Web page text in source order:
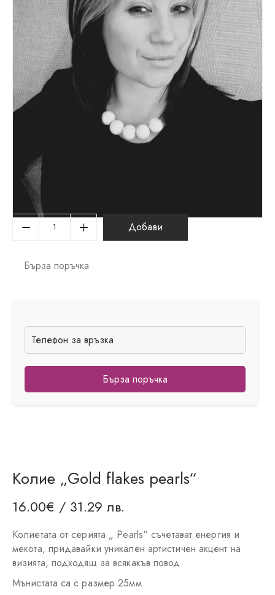
Колие „Gold flakes pearls“
16.00€ / 31.29 лв.
Колиетата от серията „ Pearls“ съчетават енергия и
мекота, придавайки уникален артистичен акцент на
визията, подходящ за всякакъв повод.
Мънистата са с размер 25мм
Добави
Бърза поръчка
Бърза поръчка